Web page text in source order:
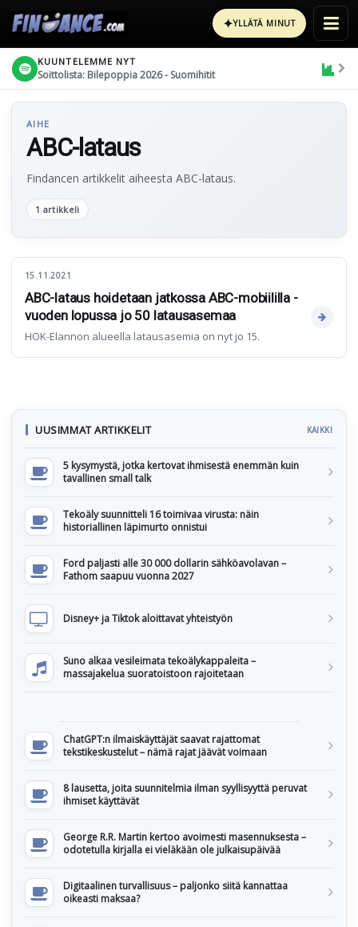
✦YLLÄTÄ MINUT
KUUNTELEMME NYT
Soittolista: Bilepoppia 2026 - Suomihitit
AIHE
ABC-lataus
Findancen artikkelit aiheesta ABC-lataus.
1 artikkeli
15.11.2021
ABC-lataus hoidetaan jatkossa ABC-mobiililla -
vuoden lopussa jo 50 latausasemaa
HOK-Elannon alueella latausasemia on nyt jo 15.
UUSIMMAT ARTIKKELIT KAIKKI
5 kysymystä, jotka kertovat ihmisestä enemmän kuin
tavallinen small talk
Tekoäly suunnitteli 16 toimivaa virusta: näin
historiallinen läpimurto onnistui
Ford paljasti alle 30 000 dollarin sähköavolavan –
Fathom saapuu vuonna 2027
Disney+ ja Tiktok aloittavat yhteistyön
Suno alkaa vesileimata tekoälykappaleita –
massajakelua suoratoistoon rajoitetaan
ChatGPT:n ilmaiskäyttäjät saavat rajattomat
tekstikeskustelut – nämä rajat jäävät voimaan
8 lausetta, joita suunnitelmia ilman syyllisyyttä peruvat
ihmiset käyttävät
George R.R. Martin kertoo avoimesti masennuksesta –
odotetulla kirjalla ei vieläkään ole julkaisupäivää
Digitaalinen turvallisuus – paljonko siitä kannattaa
oikeasti maksaa?